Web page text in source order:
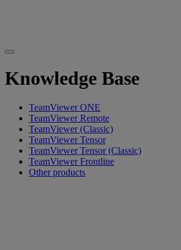
Knowledge Base
TeamViewer ONE
TeamViewer Remote
TeamViewer (Classic)
TeamViewer Tensor
TeamViewer Tensor (Classic)
TeamViewer Frontline
Other products